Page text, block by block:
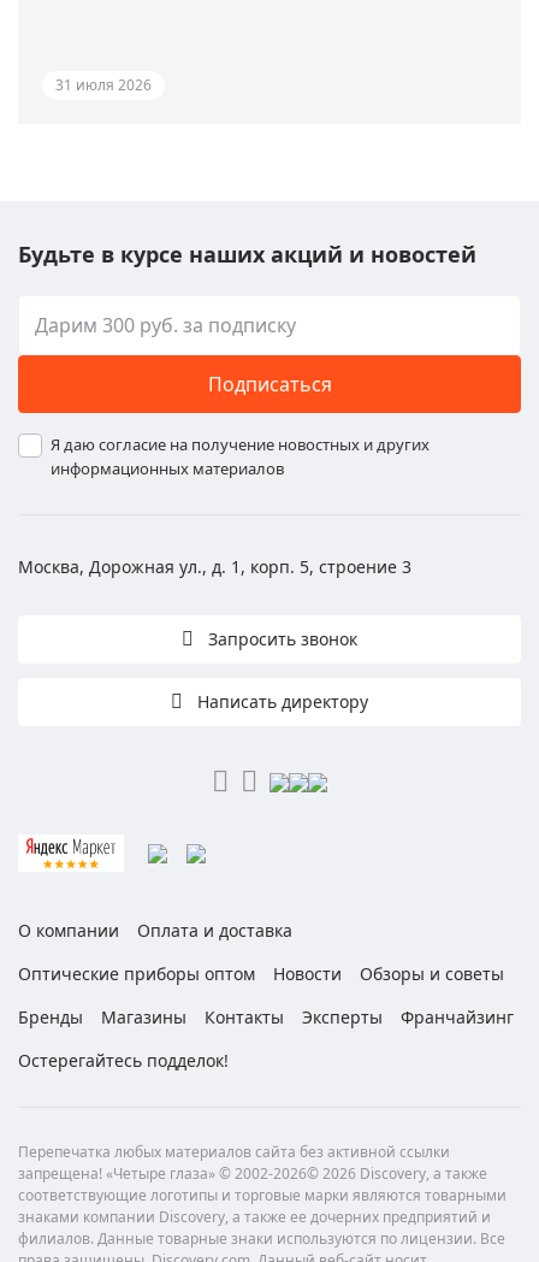
31 июля 2026
Будьте в курсе наших акций и новостей
Подписаться
Я даю согласие на получение новостных и других
информационных материалов
Москва, Дорожная ул., д. 1, корп. 5, строение 3
Запросить звонок
Написать директору
О компании
Оплата и доставка
Оптические приборы оптом
Новости
Обзоры и советы
Бренды
Магазины Контакты Эксперты
Франчайзинг
Остерегайтесь подделок!
Перепечатка любых материалов сайта без активной ссылки
запрещена! «Четыре глаза» © 2002-2026© 2026 Discovery, а также
соответствующие логотипы и торговые марки являются товарными
знаками компании Discovery, а также ее дочерних предприятий и
филиалов. Данные товарные знаки используются по лицензии. Все